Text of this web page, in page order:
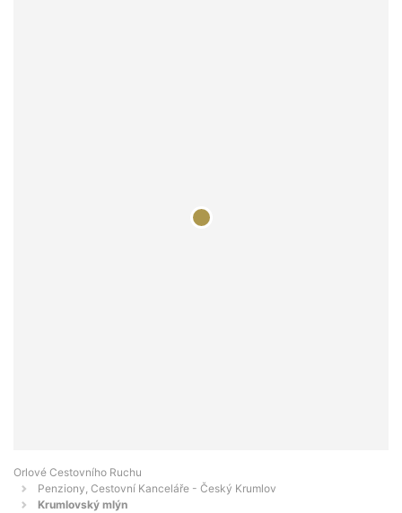
Orlové Cestovního Ruchu
Penziony, Cestovní Kanceláře - Český Krumlov
Krumlovský mlýn